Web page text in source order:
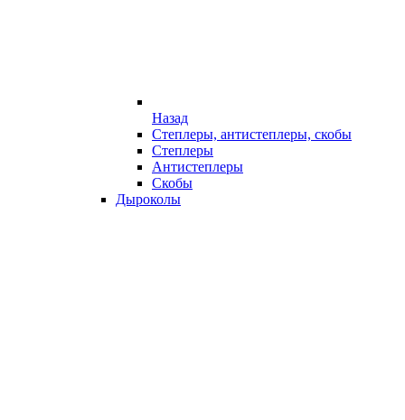
Назад
Степлеры, антистеплеры, скобы
Степлеры
Антистеплеры
Скобы
Дыроколы